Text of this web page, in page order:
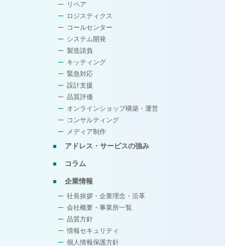
リペア
ロジスティクス
コールセンター
システム開発
製造請負
キッティング
緊急対応
設計支援
品質評価
オンラインショップ構築・運営
コンサルティング
メディア制作
アドレス・サービスの強み
コラム
企業情報
社長挨拶・企業理念・沿革
会社概要・事業所一覧
品質方針
情報セキュリティ
個人情報保護方針